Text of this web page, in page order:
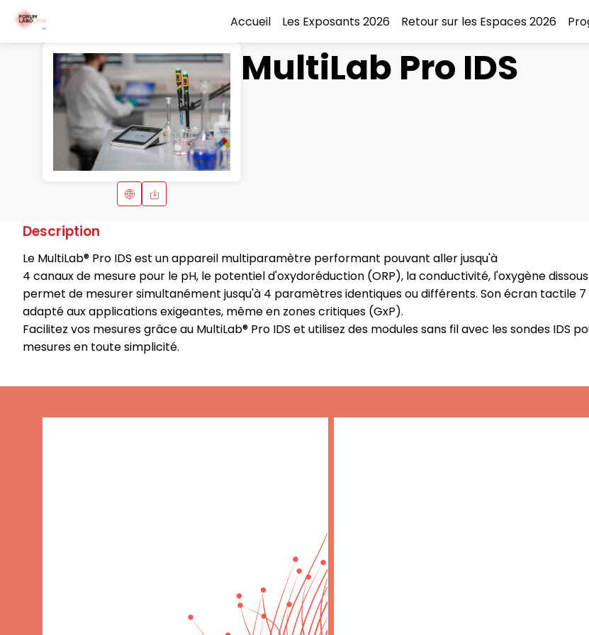
Accueil Les Exposants 2026 Retour sur les Espaces 2026
MultiLab Pro IDS
Description
Le MultiLab® Pro IDS est un appareil multiparamètre performant pouvant aller jusqu'à
4 canaux de mesure pour le pH, le potentiel d'oxydoréduction (ORP), la conductivité, l'oxygène
permet de mesurer simultanément jusqu'à 4 paramètres identiques ou différents. Son écran tactile 7
adapté aux applications exigeantes, même en zones critiques (GxP).
Facilitez vos mesures grâce au MultiLab® Pro IDS et utilisez des modules sans fil avec les sondes IDS
mesures en toute simplicité.